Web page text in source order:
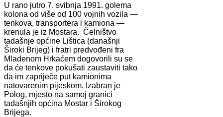
U rano jutro 7. svibnja 1991. golema
kolona od više od 100 vojnih vozila —
tenkova, transportera i kamiona —
krenula je iz Mostara. Čelništvo
tadašnje općine Lištica (današnji
Široki Brijeg) i fratri predvođeni fra
Mladenom Hrkaćem dogovorili su se
da će tenkove pokušati zaustaviti tako
da im zapriječe put kamionima
natovarenim pijeskom. Izabran je
Polog, mjesto na samoj granici
tadašnjih općina Mostar i Širokog
Brijega.